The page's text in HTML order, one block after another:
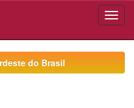
do Brasil